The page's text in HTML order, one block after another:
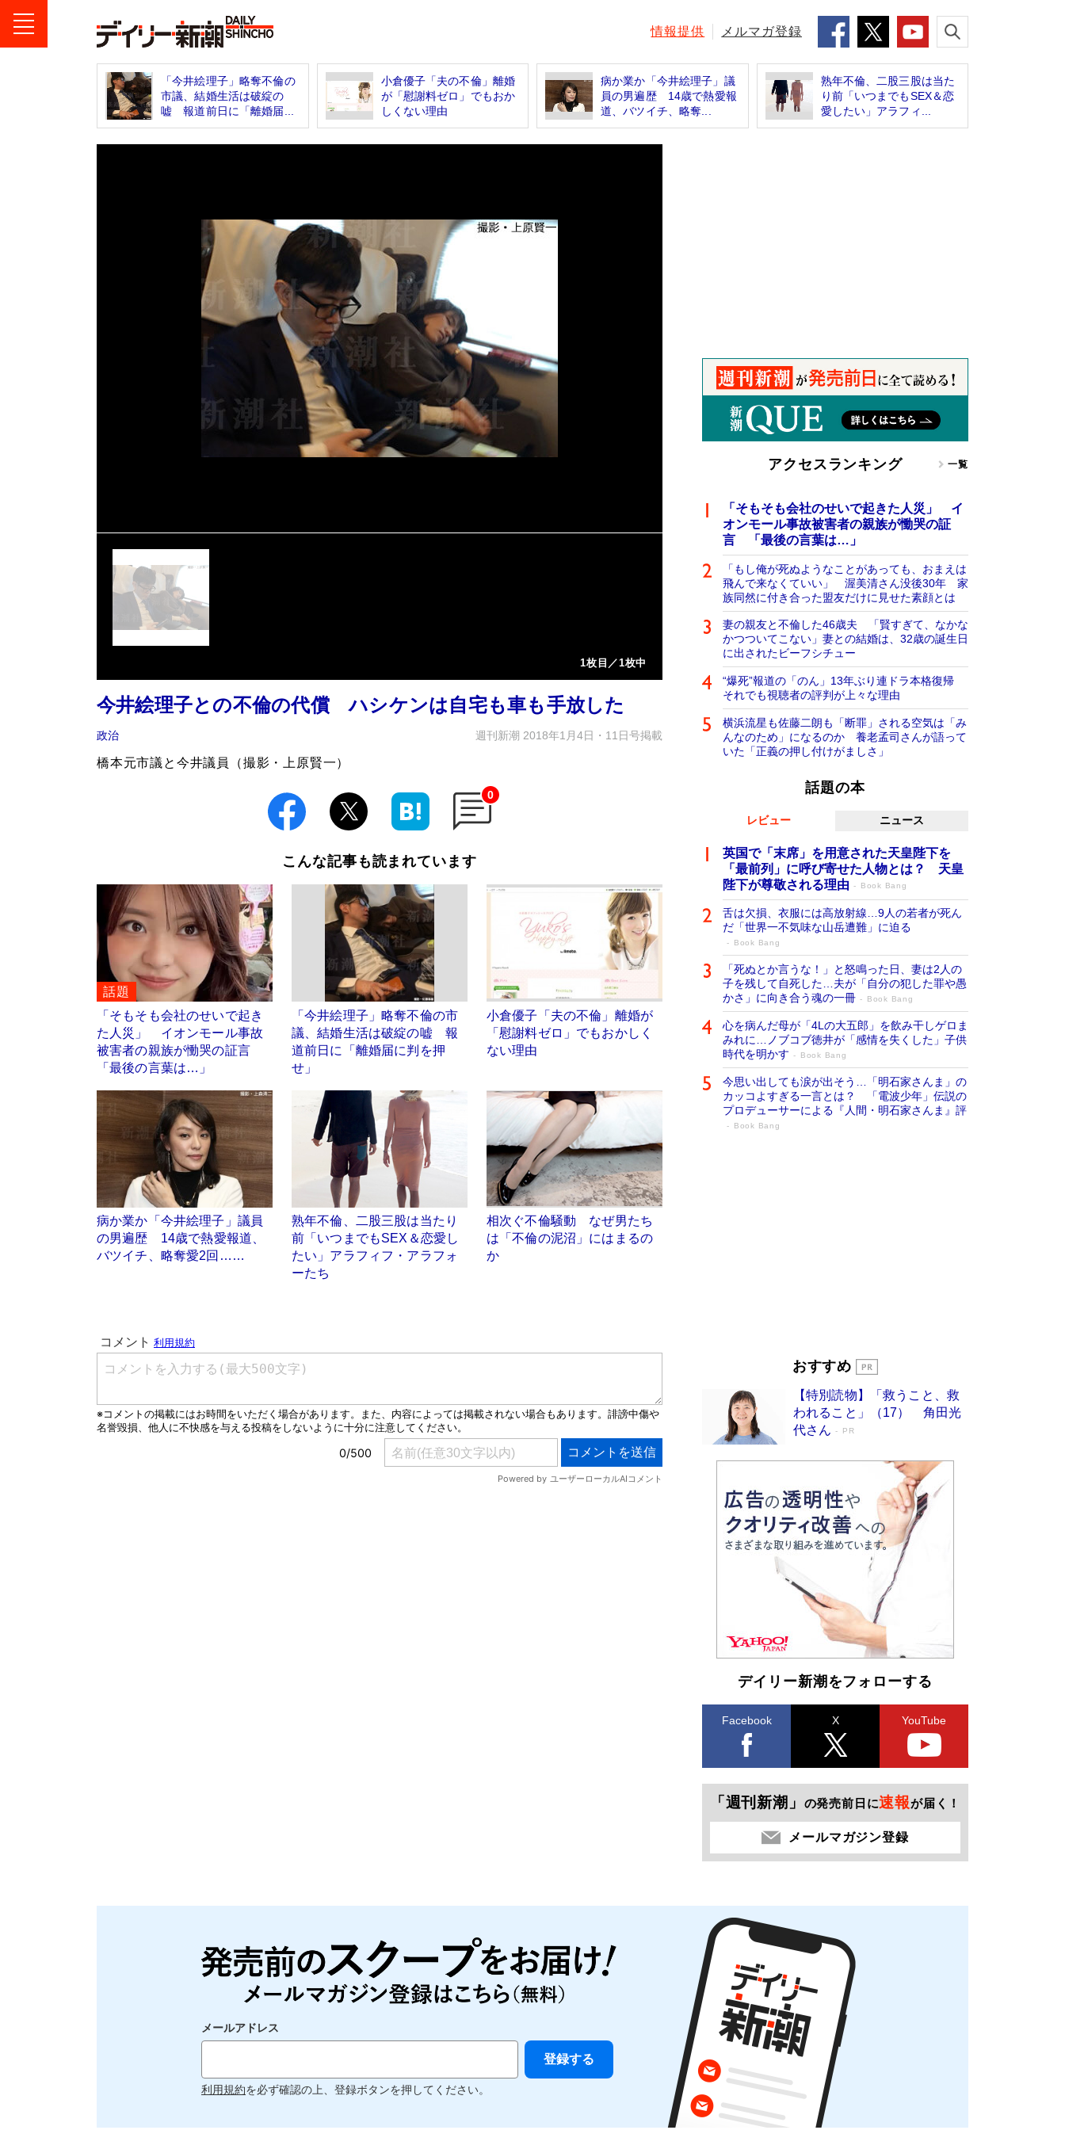
情報提供 メルマガ登録
「今井絵理子」略奪不倫の
市議、結婚生活は破綻の
嘘 報道前日に「離婚届...
小倉優子「夫の不倫」離婚
が「慰謝料ゼロ」でもおか
しくない理由
病か業か「今井絵理子」議
員の男遍歴 14歳で熱愛報
道、バツイチ、略奪...
熟年不倫、二股三股は当た
り前「いつまでもSEX＆恋
愛したい」アラフィ...
1枚目／1枚中
今井絵理子との不倫の代償 ハシケンは自宅も車も手放した
政治 週刊新潮 2018年1月4日・11日号掲載
橋本元市議と今井議員（撮影・上原賢一）
0
こんな記事も読まれています
話題
「そもそも会社のせいで起き
た人災」 イオンモール事故
被害者の親族が慟哭の証言
「最後の言葉は…」
「今井絵理子」略奪不倫の市
議、結婚生活は破綻の嘘 報
道前日に「離婚届に判を押
せ」
小倉優子「夫の不倫」離婚が
「慰謝料ゼロ」でもおかしく
ない理由
病か業か「今井絵理子」議員
の男遍歴 14歳で熱愛報道、
バツイチ、略奪愛2回……
熟年不倫、二股三股は当たり
前「いつまでもSEX＆恋愛し
たい」アラフィフ・アラフォ
ーたち
相次ぐ不倫騒動 なぜ男たち
は「不倫の泥沼」にはまるの
か
アクセスランキング 一覧
「そもそも会社のせいで起きた人災」 イ
オンモール事故被害者の親族が慟哭の証
言 「最後の言葉は…」
「もし俺が死ぬようなことがあっても、おまえは
飛んで来なくていい」 渥美清さん没後30年 家
族同然に付き合った盟友だけに見せた素顔とは
妻の親友と不倫した46歳夫 「賢すぎて、なかな
かつついてこない」妻との結婚は、32歳の誕生日
に出されたビーフシチュー
“爆死”報道の「のん」13年ぶり連ドラ本格復帰
それでも視聴者の評判が上々な理由
横浜流星も佐藤二朗も「断罪」される空気は「み
んなのため」になるのか 養老孟司さんが語って
いた「正義の押し付けがましさ」
話題の本
レビュー ニュース
英国で「末席」を用意された天皇陛下を
「最前列」に呼び寄せた人物とは？ 天皇
陛下が尊敬される理由
Book Bang
舌は欠損、衣服には高放射線…9人の若者が死ん
だ「世界一不気味な山岳遭難」に迫る
Book Bang
「死ぬとか言うな！」と怒鳴った日、妻は2人の
子を残して自死した…夫が「自分の犯した罪や愚
かさ」に向き合う魂の一冊
Book Bang
心を病んだ母が「4Lの大五郎」を飲み干しゲロま
みれに…ノブコブ徳井が「感情を失くした」子供
時代を明かす
Book Bang
今思い出しても涙が出そう…「明石家さんま」の
カッコよすぎる一言とは？ 「電波少年」伝説の
プロデューサーによる『人間・明石家さんま』評
Book Bang
転 上司の“意外な一言”から生まれた「雑談のテ
皇室はなぜ世界から尊敬されているのか？ 「天
皇陛下はお元気でおられるか」がサウジ国王の第
一声になる理由
Book Bang
おすすめ
【特別読物】「救うこと、救
われること」（17） 角田光
代さん
PR
デイリー新潮をフォローする
Facebook X YouTube
「週刊新潮」 の発売前日に速報が届く！
メールマガジン登録
メールアドレス
利用規約を必ず確認の上、登録ボタンを押してください。